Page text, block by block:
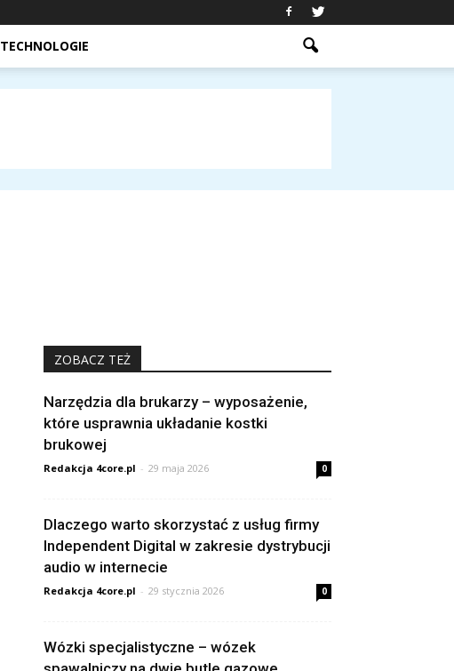
TECHNOLOGIE
ZOBACZ TEŻ
Narzędzia dla brukarzy – wyposażenie,
które usprawnia układanie kostki
brukowej
Redakcja 4core.pl - 29 maja 2026 0
Dlaczego warto skorzystać z usług firmy
Independent Digital w zakresie dystrybucji
audio w internecie
Redakcja 4core.pl - 29 stycznia 2026 0
Wózki specjalistyczne – wózek